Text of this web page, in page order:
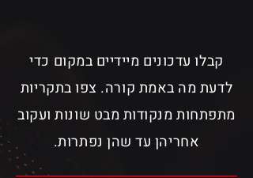
קבלו עדכונים מיידיים במקום כדי
לדעת מה באמת קורה. צפו בתקריות
מתפתחות מנקודות מבט שונות ועקוב
אחריהן עד שהן נפתרות.